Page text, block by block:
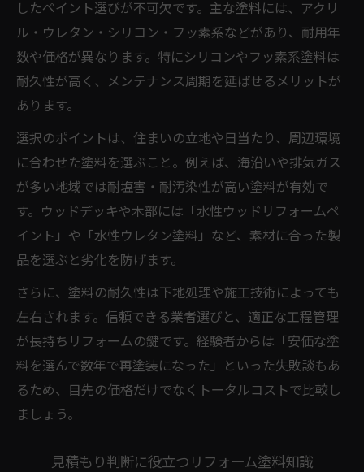
したペイント選びが不可欠です。主な塗料には、アクリ
ル・ウレタン・シリコン・フッ素系などがあり、耐用年
数や価格が異なります。特にシリコンやフッ素系塗料は
耐久性が高く、メンテナンス周期を延ばせるメリットが
あります。
選択のポイントは、住まいの立地や日当たり、周辺環境
に合わせた塗料を選ぶこと。例えば、海沿いや排気ガス
が多い地域では耐塩害・耐汚染性が高い塗料が有効で
す。ウッドデッキや木部には「水性ウッドリフォームペ
イント」や「水性ウレタン塗料」など、素材に合った製
品を選ぶと劣化を防げます。
さらに、塗料の耐久性は下地処理や施工技術によっても
左右されます。信頼できる業者選びと、適正な工程管理
が長持ちリフォームの鍵です。経験者からは「安価な塗
料を選んで数年で再塗装になった」といった失敗談もあ
るため、目先の価格だけでなくトータルコストで比較し
ましょう。
見積もり判断に役立つリフォーム塗料知識